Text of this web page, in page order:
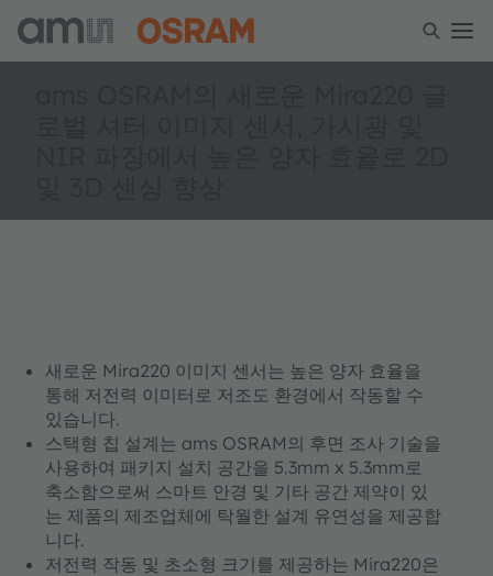
새로운 Mira220 이미지 센서는 높은 양자 효율을
통해 저전력 이미터로 저조도 환경에서 작동할 수
있습니다.
스택형 칩 설계는 ams OSRAM의 후면 조사 기술을
사용하여 패키지 설치 공간을 5.3mm x 5.3mm로
축소함으로써 스마트 안경 및 기타 공간 제약이 있
는 제품의 제조업체에 탁월한 설계 유연성을 제공합
니다.
저전력 작동 및 초소형 크기를 제공하는 Mira220은